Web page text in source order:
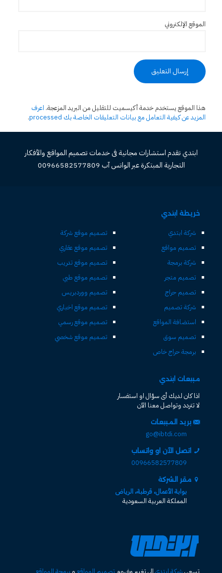
الموقع الإلكتروني
هذا الموقع يستخدم خدمة أكيسميت للتقليل من البريد المزعجة. اعرف
المزيد عن كيفية التعامل مع بيانات التعليقات الخاصة بك processed
.
ابتدي تقدم استشارات مجانية فى خدمات تصميم المواقع والأفكار
التجارية المبتكرة عبر الواتس آب 00966582577809
خريطة ابتدي
شركة ابتدي
تصميم مواقع
شركة برمجة
تصميم متجر
تصميم حراج
شركة تصميم
استضافة المواقع
تصميم سوق
برمجة حراج خاص
تصميم موقع شركة
تصميم موقع عقاري
تصميم موقع تدريب
تصميم موقع طبي
تصميم ووردبريس
تصميم موقع اخباري
تصميم موقع رسمي
تصميم موقع شخصي
مبيعات ابتدي
اذا كان لديك أى سؤال او استفسار
لا تتردد وتواصل معنا الآن
بريد المبيعات
go@ibtdi.com
اتصل الآن او واتساب
00966582577809
مقر الشركة
بوابة الأعمال، قرطبة، الرياض
المملكة العربية السعودية